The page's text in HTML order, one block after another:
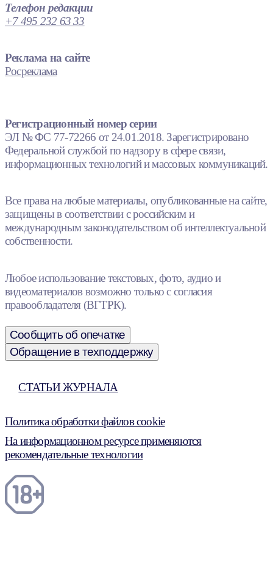
Телефон редакции
+7 495 232 63 33
Реклама на сайте
Росреклама
Регистрационный номер серии
ЭЛ № ФС 77-72266 от 24.01.2018. Зарегистрировано
Федеральной службой по надзору в сфере связи,
информационных технологий и массовых коммуникаций.
Все права на любые материалы, опубликованные на сайте,
защищены в соответствии с российским и
международным законодательством об интеллектуальной
собственности.
Любое использование текстовых, фото, аудио и
видеоматериалов возможно только с согласия
правообладателя (ВГТРК).
Сообщить об опечатке
Обращение в техподдержку
СТАТЬИ ЖУРНАЛА
Политика обработки файлов cookie
На информационном ресурсе применяются
рекомендательные технологии